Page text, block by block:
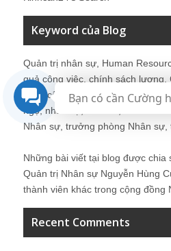
Keyword của Blog
Quản trị nhân sự, Human
quả công việc, chính sách lương,
điểm cân bằng, tuyển dụng,
ngộ, nhân sự, tổ chức, cơ cấu tổ
Nhân sự, trưởng phòng Nhân sự,
Những bài viết tại blog được chia
Quản trị Nhân sự Nguyễn Hùng
thành viên khác trong cộng đồng
Recent Comments
Bạn có cần Cường